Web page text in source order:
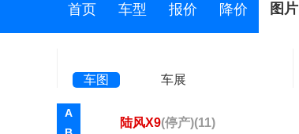
首页 车型 报价 降价 图片
车图 车展
A
陆风X9(停产)(11)